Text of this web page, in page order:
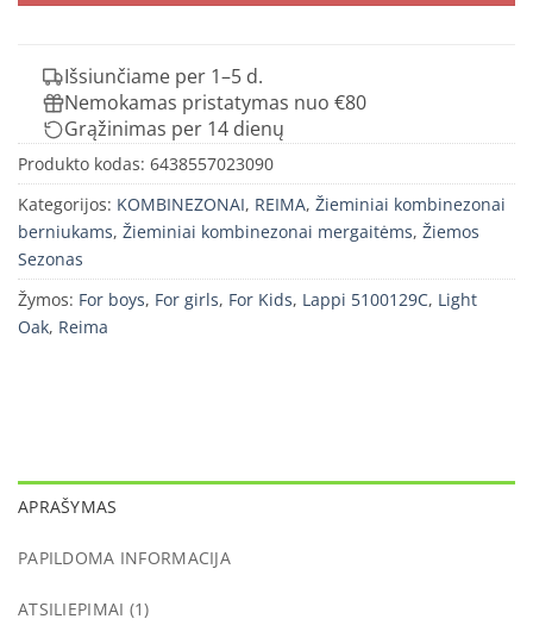
Išsiunčiame per 1–5 d.
Nemokamas pristatymas nuo €80
Grąžinimas per 14 dienų
Produkto kodas: 6438557023090
Kategorijos: KOMBINEZONAI, REIMA, Žieminiai kombinezonai
berniukams, Žieminiai kombinezonai mergaitėms, Žiemos
Sezonas
Žymos: For boys, For girls, For Kids, Lappi 5100129C, Light
Oak, Reima
APRAŠYMAS
PAPILDOMA INFORMACIJA
ATSILIEPIMAI (1)